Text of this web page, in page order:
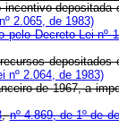
incentivo depositada
2.065, de 1983)
pelo Decreto-Lei nº
nº 2.064, de 1983)
de 1967, a
,nº 4.869, de 1º de